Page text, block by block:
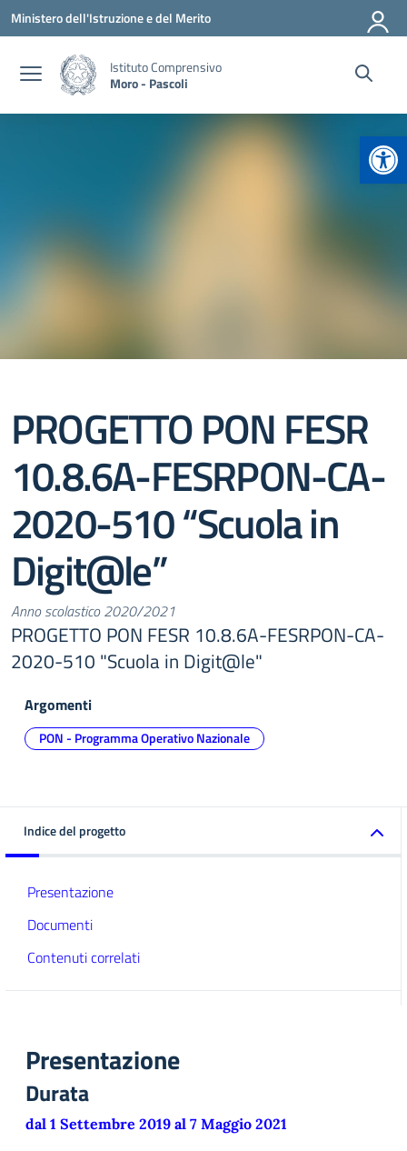
Vai ai contenuti
Vai al menu di navigazione
Vai al footer
Ministero dell'Istruzione e del Merito
Istituto Comprensivo
Moro - Pascoli
PROGETTO PON FESR
10.8.6A-FESRPON-CA-
2020-510 “Scuola in
Digit@le”
Anno scolastico 2020/2021
PROGETTO PON FESR 10.8.6A-FESRPON-CA-
2020-510 "Scuola in Digit@le"
Argomenti
PON - Programma Operativo Nazionale
Indice del progetto
Presentazione
Documenti
Contenuti correlati
Presentazione
Durata
dal 1 Settembre 2019 al 7 Maggio 2021